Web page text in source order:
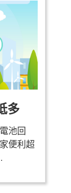
多
池回
便利超